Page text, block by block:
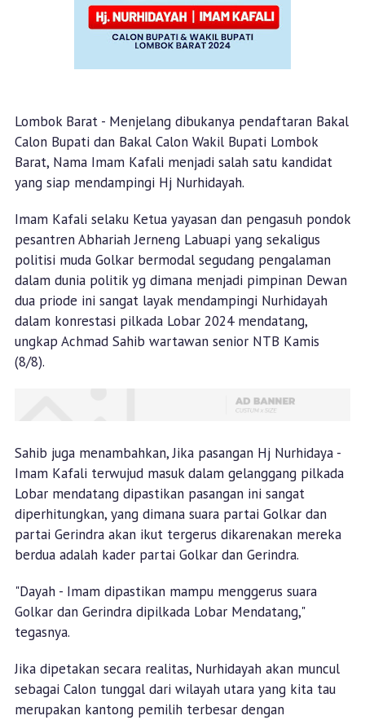
Lombok Barat - Menjelang dibukanya pendaftaran Bakal
Calon Bupati dan Bakal Calon Wakil Bupati Lombok
Barat, Nama Imam Kafali menjadi salah satu kandidat
yang siap mendampingi Hj Nurhidayah.
Imam Kafali selaku Ketua yayasan dan pengasuh pondok
pesantren Abhariah Jerneng Labuapi yang sekaligus
politisi muda Golkar bermodal segudang pengalaman
dalam dunia politik yg dimana menjadi pimpinan Dewan
dua priode ini sangat layak mendampingi Nurhidayah
dalam konrestasi pilkada Lobar 2024 mendatang,
ungkap Achmad Sahib wartawan senior NTB Kamis
(8/8).
Sahib juga menambahkan, Jika pasangan Hj Nurhidaya -
Imam Kafali terwujud masuk dalam gelanggang pilkada
Lobar mendatang dipastikan pasangan ini sangat
diperhitungkan, yang dimana suara partai Golkar dan
partai Gerindra akan ikut tergerus dikarenakan mereka
berdua adalah kader partai Golkar dan Gerindra.
"Dayah - Imam dipastikan mampu menggerus suara
Golkar dan Gerindra dipilkada Lobar Mendatang,"
tegasnya.
Jika dipetakan secara realitas, Nurhidayah akan muncul
sebagai Calon tunggal dari wilayah utara yang kita tau
merupakan kantong pemilih terbesar dengan